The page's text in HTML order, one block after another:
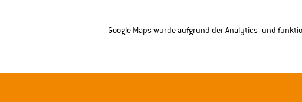
Google Maps wurde aufgrund der Analytics- und